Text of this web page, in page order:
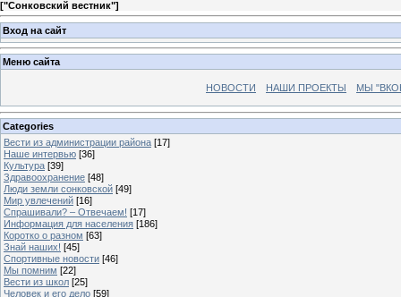
["Сонковский вестник"]
Вход на сайт
Меню сайта
НОВОСТИ НАШИ ПРОЕКТЫ МЫ
Categories
Вести из администрации района [17]
Наше интервью [36]
Культура [39]
Здравоохранение [48]
Люди земли сонковской [49]
Мир увлечений [16]
Спрашивали? – Отвечаем! [17]
Информация для населения [186]
Коротко о разном [63]
Знай наших! [45]
Спортивные новости [46]
Мы помним [22]
Вести из школ [25]
Человек и его дело [59]